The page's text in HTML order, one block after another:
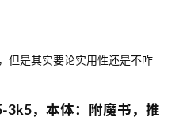
但是其实要论实用性还是不咋
3k5，本体：附魔书，推